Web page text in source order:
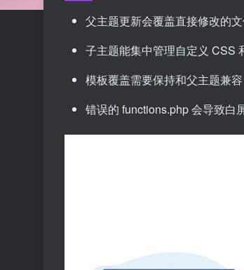
父主题更新会覆盖直接修改的
子主题能集中管理自定义 CSS
模板覆盖需要保持和父主题兼容
错误的 functions.php 会导致白